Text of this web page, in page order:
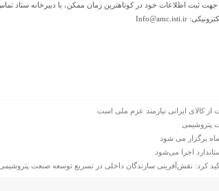
ثبت اطلاعات خود در کوتاهترین زمان ممکن، با دبیرخانه ستاد
کالای ایرانی نیازمند عزم ملی است
پتروشیمی
برگزار می شود
اجرا می‌شود
کرد: نقش‌آفرینی سازندگان داخلی در تسریع توسعه صنعت پتروشیمی